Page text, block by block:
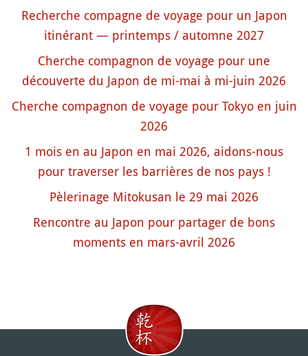
Recherche compagne de voyage pour un Japon
itinérant — printemps / automne 2027
Cherche compagnon de voyage pour une
découverte du Japon de mi-mai à mi-juin 2026
Cherche compagnon de voyage pour Tokyo en juin
2026
1 mois en au Japon en mai 2026, aidons-nous
pour traverser les barrières de nos pays !
Pèlerinage Mitokusan le 29 mai 2026
Rencontre au Japon pour partager de bons
moments en mars-avril 2026